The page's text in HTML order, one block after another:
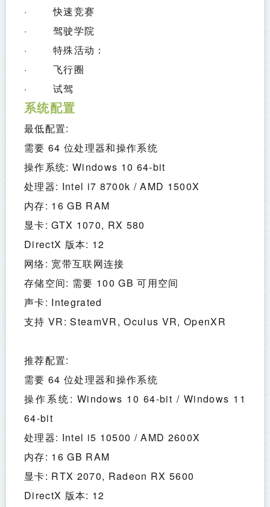
·        快速竞赛
·        驾驶学院
·        特殊活动：
·        飞行圈
·        试驾
系统配置
最低配置:
需要 64 位处理器和操作系统
操作系统: Windows 10 64-bit
处理器: Intel i7 8700k / AMD 1500X
内存: 16 GB RAM
显卡: GTX 1070, RX 580
DirectX 版本: 12
网络: 宽带互联网连接
存储空间: 需要 100 GB 可用空间
声卡: Integrated
支持 VR: SteamVR, Oculus VR, OpenXR
推荐配置:
需要 64 位处理器和操作系统
操作系统: Windows 10 64-bit / Windows 11
64-bit
处理器: Intel i5 10500 / AMD 2600X
内存: 16 GB RAM
显卡: RTX 2070, Radeon RX 5600
DirectX 版本: 12